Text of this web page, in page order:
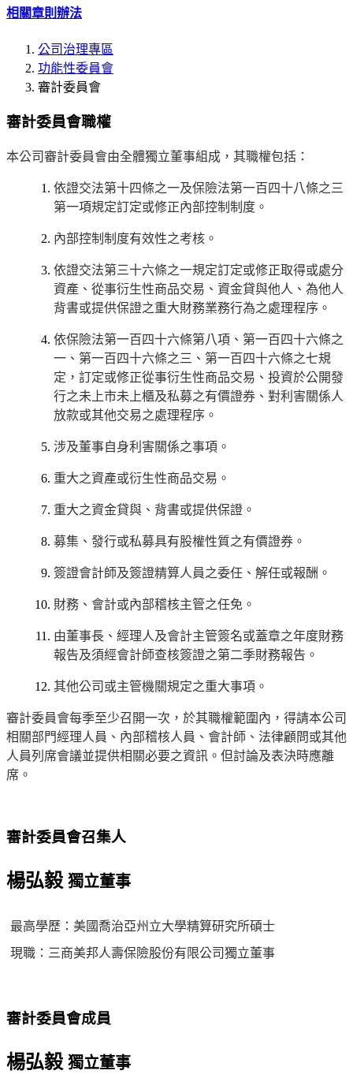
相關章則辦法
公司治理專區
功能性委員會
審計委員會
審計委員會職權
本公司審計委員會由全體獨立董事組成，其職權包括：
依證交法第十四條之一及保險法第一百四十八條之三
第一項規定訂定或修正內部控制制度。
內部控制制度有效性之考核。
依證交法第三十六條之一規定訂定或修正取得或處分
資產、從事衍生性商品交易、資金貸與他人、為他人
背書或提供保證之重大財務業務行為之處理程序。
依保險法第一百四十六條第八項、第一百四十六條之
一、第一百四十六條之三、第一百四十六條之七規
定，訂定或修正從事衍生性商品交易、投資於公開發
行之未上市未上櫃及私募之有價證券、對利害關係人
放款或其他交易之處理程序。
涉及董事自身利害關係之事項。
重大之資產或衍生性商品交易。
重大之資金貸與、背書或提供保證。
募集、發行或私募具有股權性質之有價證券。
簽證會計師及簽證精算人員之委任、解任或報酬。
財務、會計或內部稽核主管之任免。
由董事長、經理人及會計主管簽名或蓋章之年度財務
報告及須經會計師查核簽證之第二季財務報告。
其他公司或主管機關規定之重大事項。
審計委員會每季至少召開一次，於其職權範圍內，得請本公司
相關部門經理人員、內部稽核人員、會計師、法律顧問或其他
人員列席會議並提供相關必要之資訊。但討論及表決時應離
席。
審計委員會召集人
楊弘毅 獨立董事
最高學歷：美國喬治亞州立大學精算研究所碩士
現職：三商美邦人壽保險股份有限公司獨立董事
審計委員會成員
楊弘毅 獨立董事